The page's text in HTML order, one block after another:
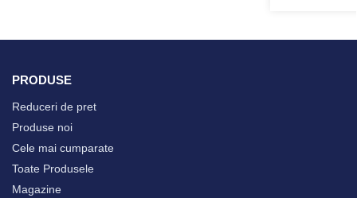
PRODUSE
Reduceri de pret
Produse noi
Cele mai cumparate
Toate Produsele
Magazine